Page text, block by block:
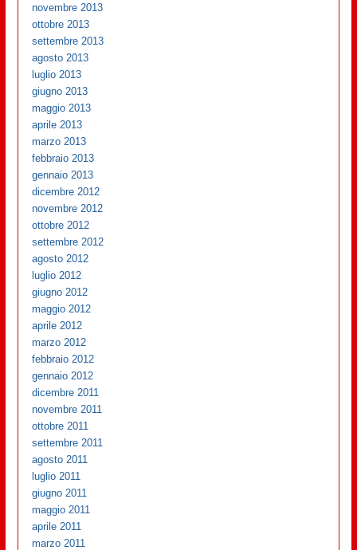
novembre 2013
ottobre 2013
settembre 2013
agosto 2013
luglio 2013
giugno 2013
maggio 2013
aprile 2013
marzo 2013
febbraio 2013
gennaio 2013
dicembre 2012
novembre 2012
ottobre 2012
settembre 2012
agosto 2012
luglio 2012
giugno 2012
maggio 2012
aprile 2012
marzo 2012
febbraio 2012
gennaio 2012
dicembre 2011
novembre 2011
ottobre 2011
settembre 2011
agosto 2011
luglio 2011
giugno 2011
maggio 2011
aprile 2011
marzo 2011